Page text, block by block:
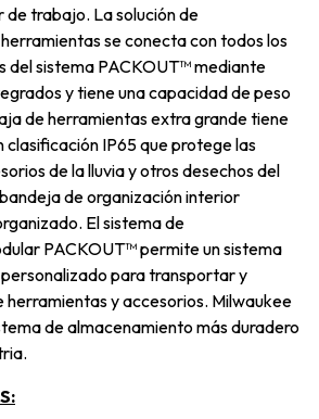
de trabajo. La solución de
se conecta con todos los
del sistema PACKOUT™ mediante
y tiene una capacidad de peso
de herramientas extra grande tiene
clasificación IP65 que protege las
de la lluvia y otros desechos del
de organización interior
El sistema de
PACKOUT™ permite un sistema
para transportar y
y accesorios. Milwaukee
de almacenamiento más duradero